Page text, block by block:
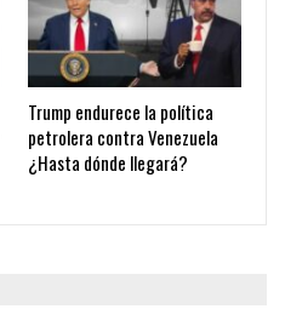
Trump endurece la política
petrolera contra Venezuela
¿Hasta dónde llegará?